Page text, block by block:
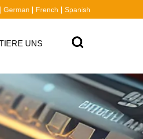
German French Spanish
UNS